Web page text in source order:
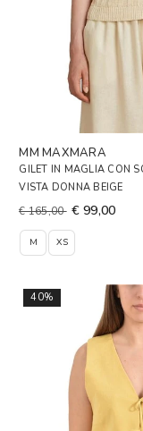
MM MAXMARA
GILET IN MAGLIA CON
VISTA DONNA BEIGE
€ 165,00 € 99,00
M XS
40%